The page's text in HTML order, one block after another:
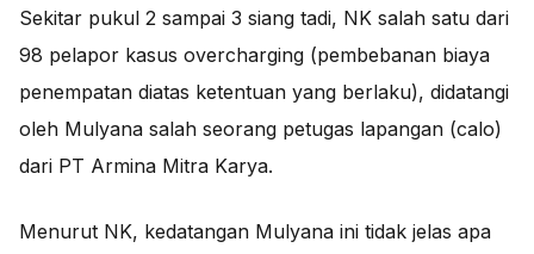
Sekitar pukul 2 sampai 3 siang tadi, NK salah satu dari
98 pelapor kasus overcharging (pembebanan biaya
penempatan diatas ketentuan yang berlaku), didatangi
oleh Mulyana salah seorang petugas lapangan (calo)
dari PT Armina Mitra Karya.
Menurut NK, kedatangan Mulyana ini tidak jelas apa